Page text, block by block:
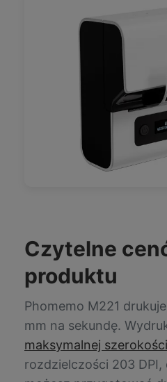
Czytelne
produktu
Phomemo M221
mm na sekundę.
maksymalnej
rozdzielczości 203 DPI,